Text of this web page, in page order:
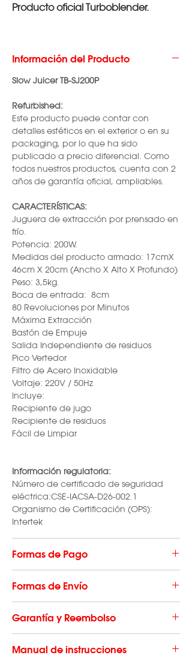
Producto oficial Turboblender.
Información del Producto
Slow Juicer TB-SJ200P
Refurbished:
Este producto puede contar con
detalles estéticos en el exterior o en su
packaging, por lo que ha sido
publicado a precio diferencial. Como
todos nuestros productos, cuenta con 2
años de garantía oficial, ampliables.
CARACTERÍSTICAS:
Juguera de extracción por prensado en
frío.
Potencia: 200W.
Medidas del producto armado: 17cmX
46cm X 20cm (Ancho X Alto X Profundo)
Peso: 3,5kg.
Boca de entrada: 8cm
80 Revoluciones por Minutos
Máxima Extracción
Bastón de Empuje
Salida Independiente de residuos
Pico Vertedor
Filtro de Acero Inoxidable
Voltaje: 220V / 50Hz
Incluye:
Recipiente de jugo
Recipiente de residuos
Fácil de Limpiar
Información regulatoria:
Número de certificado de seguridad
eléctrica:CSE-IACSA-D26-002.1
Organismo de Certificación (OPS):
Intertek
Formas de Pago
contodas las tarjetas de crédito,
en un
pago contarjeta de
débitoo en efectivocon cupón de
RapiPago o PagoFácil.
bancariapodés contactarnos por email
Formas de Envío
Jugueras, el envío a todo el país es
CARGO. El mismo se realiza a través de
Andreani, Credifin u OCAsegún tu
Garantía y Reembolso
Garantía Oficial Turboblender.
Manual de instrucciones